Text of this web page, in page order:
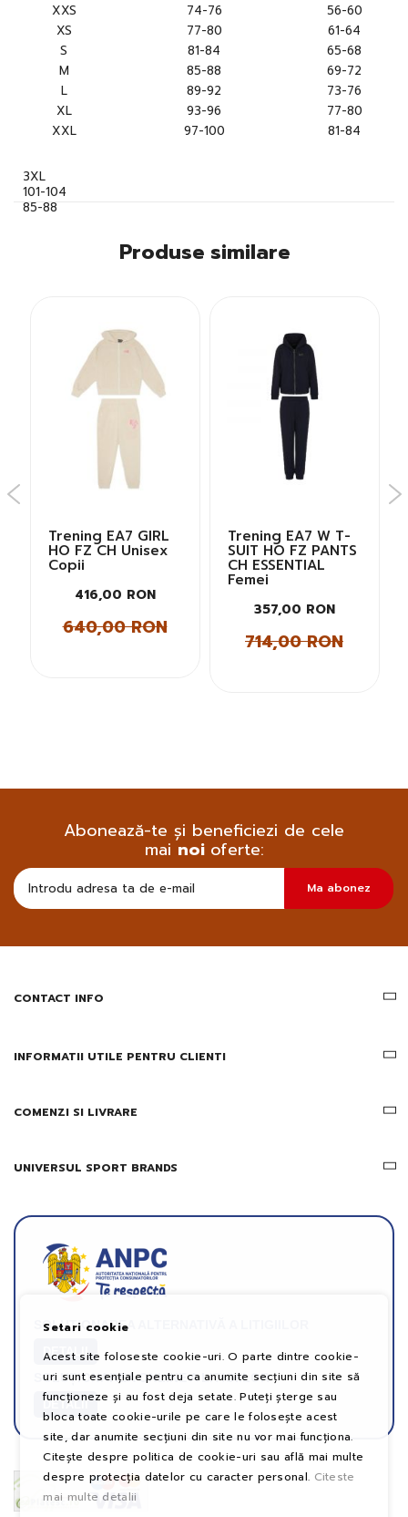
XXS
74-76
56-60
XS
77-80
61-64
S
81-84
65-68
M
85-88
69-72
L
89-92
73-76
XL
93-96
77-80
XXL
97-100 81-84
3XL
101-104
85-88
Produse similare
Trening EA7 GIRL
HO FZ CH Unisex
Copii
416,00 RON
640,00 RON
Trening EA7 W T-
SUIT HO FZ PANTS
CH ESSENTIAL
Femei
357,00 RON
714,00 RON
Abonează-te și beneficiezi de cele
mainoi oferte:
sa
primesc
informatii
Ma abonez
CONTACT INFO
INFORMATII UTILE PENTRU CLIENTI
COMENZI SI LIVRARE
UNIVERSUL SPORT BRANDS
SOLUȚIONAREA ALTERNATIVĂ A LITIGIILOR
DETALII
SOLUȚIONAREA ONLINE A LITIGIILOR
DETALII
Setari cookie
Acest site foloseste cookie-uri. O parte dintre cookie-
uri sunt esențiale pentru ca anumite secțiuni din site să
funcționeze și au fost deja setate. Puteți șterge sau
bloca toate cookie-urile pe care le folosește acest
site, dar anumite secțiuni din site nu vor mai funcționa.
Citește despre politica de cookie-uri sau află mai multe
despre protecția datelor cu caracter personal. Citeste
mai multe detalii